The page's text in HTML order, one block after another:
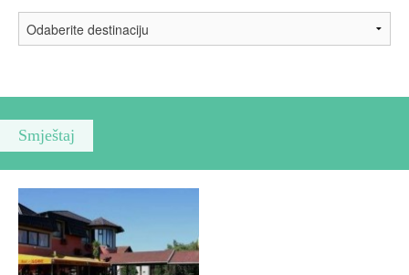
Kulturni turizam
Lov i ribolov
Omladinski turizam
Smještaj